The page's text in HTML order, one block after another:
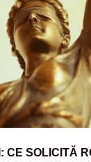
CE SOLICITĂ